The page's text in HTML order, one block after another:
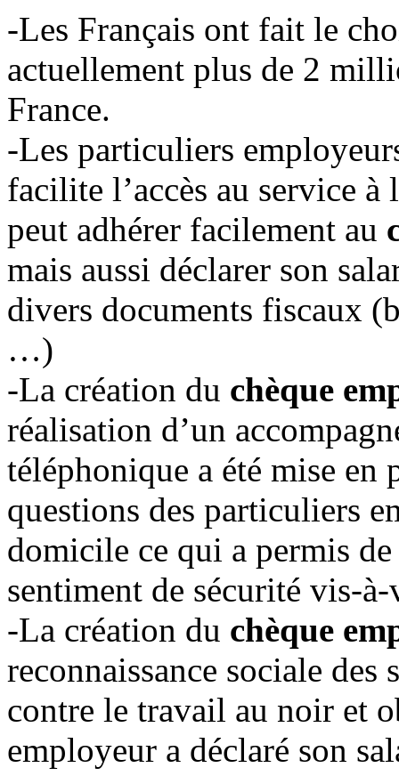
-Les Français ont fait le
actuellement plus de 2
France.
-Les particuliers
facilite l’accès au service
peut adhérer facilement au
mais aussi déclarer son
divers documents fiscaux
…)
-La création du chèque
réalisation d’un
téléphonique a été mise en
questions des particuliers
domicile ce qui a permis
sentiment de sécurité vis-
-La création du chèque
reconnaissance sociale des
contre le travail au noir et
employeur a déclaré son